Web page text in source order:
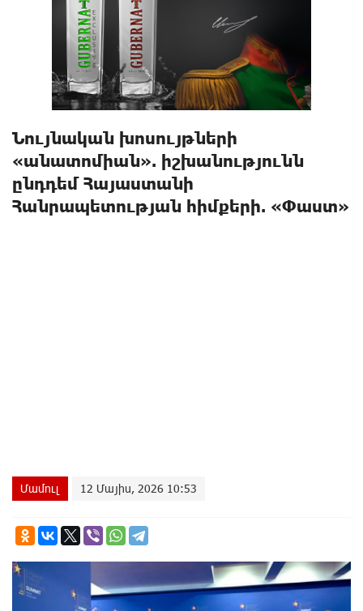
Նույնական խոսույթների
«անատոմիան». իշխանությունն
ընդդեմ Հայաստանի
Հանրապետության հիմքերի. «Փաստ»
Մամուլ 12 Մայիս, 2026 10:53